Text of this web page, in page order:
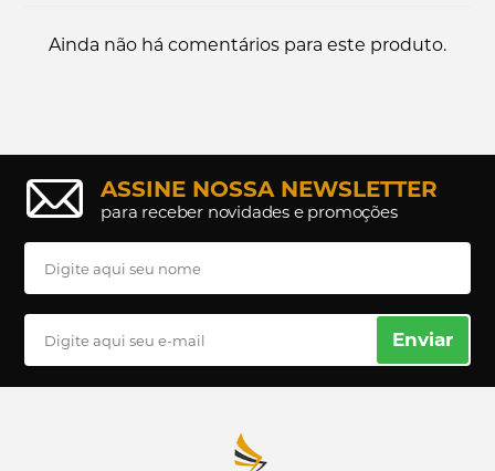
Ainda não há comentários para este produto.
ASSINE NOSSA NEWSLETTER
para receber novidades e promoções
Enviar